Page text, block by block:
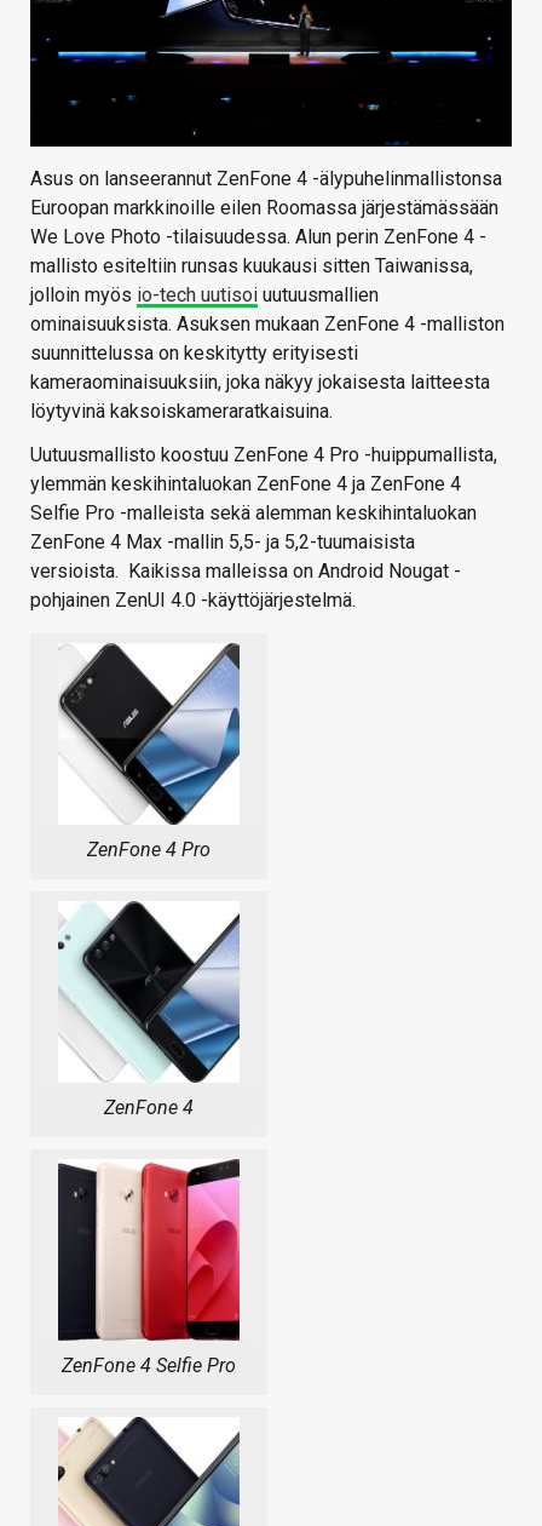
Asus on lanseerannut ZenFone 4 -älypuhelinmallistonsa
Euroopan markkinoille eilen Roomassa järjestämässään
We Love Photo -tilaisuudessa. Alun perin ZenFone 4 -
mallisto esiteltiin runsas kuukausi sitten Taiwanissa,
jolloin myös io-tech uutisoi uutuusmallien
ominaisuuksista. Asuksen mukaan ZenFone 4 -malliston
suunnittelussa on keskitytty erityisesti
kameraominaisuuksiin, joka näkyy jokaisesta laitteesta
löytyvinä kaksoiskameraratkaisuina.
Uutuusmallisto koostuu ZenFone 4 Pro -huippumallista,
ylemmän keskihintaluokan ZenFone 4 ja ZenFone 4
Selfie Pro -malleista sekä alemman keskihintaluokan
ZenFone 4 Max -mallin 5,5- ja 5,2-tuumaisista
versioista. Kaikissa malleissa on Android Nougat -
pohjainen ZenUI 4.0 -käyttöjärjestelmä.
ZenFone 4 Pro
ZenFone 4
ZenFone 4 Selfie Pro